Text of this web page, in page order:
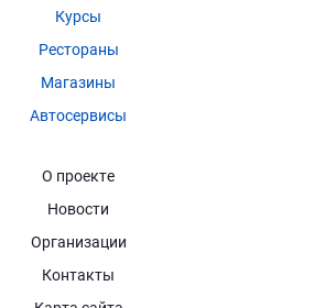
Курсы
Рестораны
Магазины
Автосервисы
О проекте
Новости
Организации
Контакты